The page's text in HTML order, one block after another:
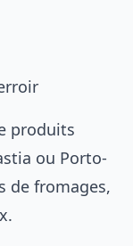
produits
ou Porto-
de fromages,